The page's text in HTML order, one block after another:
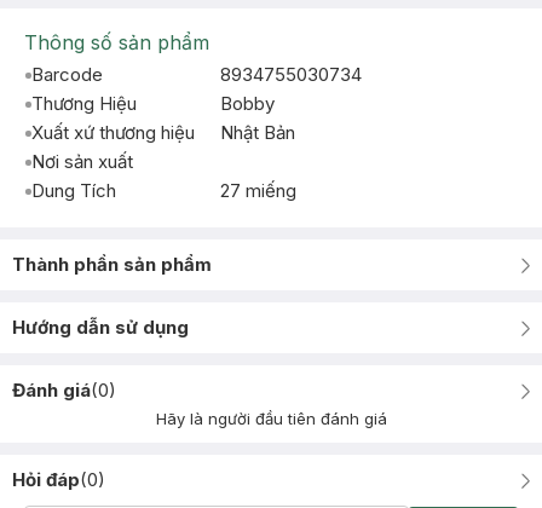
Thông số sản phẩm
Barcode
8934755030734
Thương Hiệu
Bobby
Xuất xứ thương hiệu
Nhật Bản
Nơi sản xuất
Dung Tích
27 miếng
Thành phần sản phẩm
Hướng dẫn sử dụng
Đánh giá(0)
Hãy là người đầu tiên đánh giá
Hỏi đáp(0)